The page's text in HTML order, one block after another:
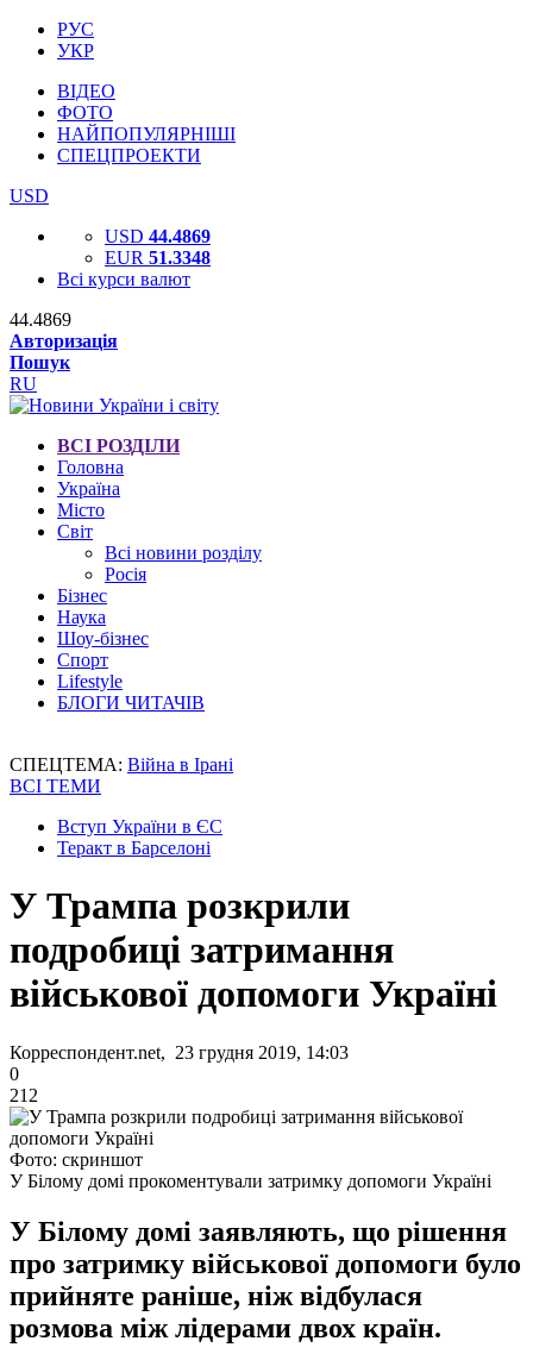
РУС
УКР
ВІДЕО
ФОТО
НАЙПОПУЛЯРНІШІ
СПЕЦПРОЕКТИ
USD
USD 44.4869
EUR 51.3348
Всі курси валют
44.4869
Авторизація
Пошук
RU
ВСІ РОЗДІЛИ
Головна
Україна
Місто
Світ
Всі новини розділу
Росія
Бізнес
Наука
Шоу-бізнес
Спорт
Lifestyle
БЛОГИ ЧИТАЧІВ
СПЕЦТЕМА: Війна в Ірані
ВСІ ТЕМИ
Вступ України в ЄС
Теракт в Барселоні
У Трампа розкрили
подробиці затримання
військової допомоги Україні
Корреспондент.net, 23 грудня 2019, 14:03
0
212
Фото: скриншот
У Білому домі прокоментували затримку допомоги Україні
У Білому домі заявляють, що рішення
про затримку військової допомоги було
прийняте раніше, ніж відбулася
розмова між лідерами двох країн.